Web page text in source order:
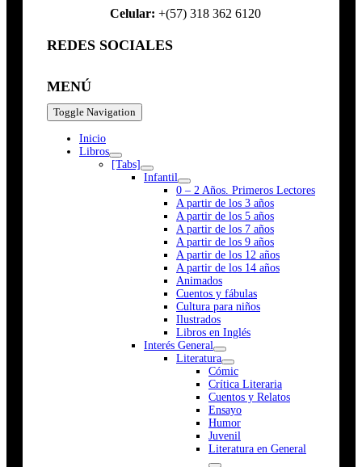
Celular: +(57) 318 362 6120
REDES SOCIALES
MENÚ
Toggle Navigation
Inicio
Libros
[Tabs]
Infantil
0 – 2 Años. Primeros Lectores
A partir de los 3 años
A partir de los 5 años
A partir de los 7 años
A partir de los 9 años
A partir de los 12 años
A partir de los 14 años
Animados
Cuentos y fábulas
Cultura para niños
Ilustrados
Libros en Inglés
Interés General
Literatura
Cómic
Crítica Literaria
Cuentos y Relatos
Ensayo
Humor
Juvenil
Literatura en General